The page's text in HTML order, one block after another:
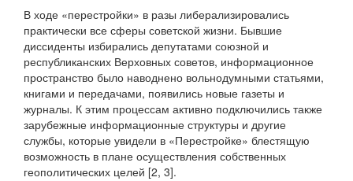
В ходе «перестройки» в разы либерализировались
практически все сферы советской жизни. Бывшие
диссиденты избирались депутатами союзной и
республиканских Верховных советов, информационное
пространство было наводнено вольнодумными статьями,
книгами и передачами, появились новые газеты и
журналы. К этим процессам активно подключились также
зарубежные информационные структуры и другие
службы, которые увидели в «Перестройке» блестящую
возможность в плане осуществления собственных
геополитических целей [2, 3].